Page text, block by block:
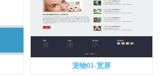
宠物01-宽屏